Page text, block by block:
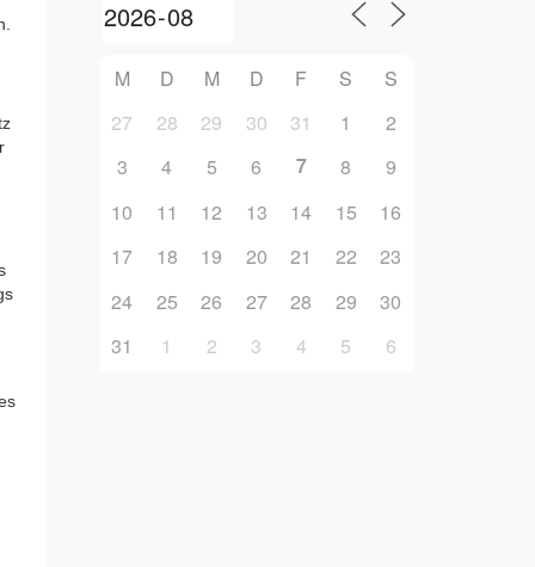
M D M D F S
S
27
28 29 30 31 1
2
3
4 5 6 7 8
9
10
11 12 13 14 15
16
17
18 19 20 21 22
23
24
25 26 27 28 29
30
31
1 2 3 4 5 6